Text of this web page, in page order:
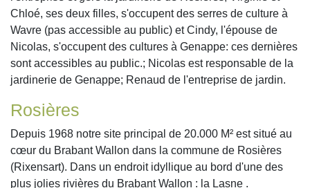
Wavre (pas accessible au public) et Cindy, l'épouse de
Nicolas, s'occupent des cultures à Genappe: ces dernières
sont accessibles au public.; Nicolas est responsable de la
jardinerie de Genappe; Renaud de l'entreprise de jardin.
Rosières
Depuis 1968 notre site principal de 20.000 M² est situé au
cœur du Brabant Wallon dans la commune de Rosières
(Rixensart). Dans un endroit idyllique au bord d'une des
plus jolies rivières du Brabant Wallon : la Lasne .